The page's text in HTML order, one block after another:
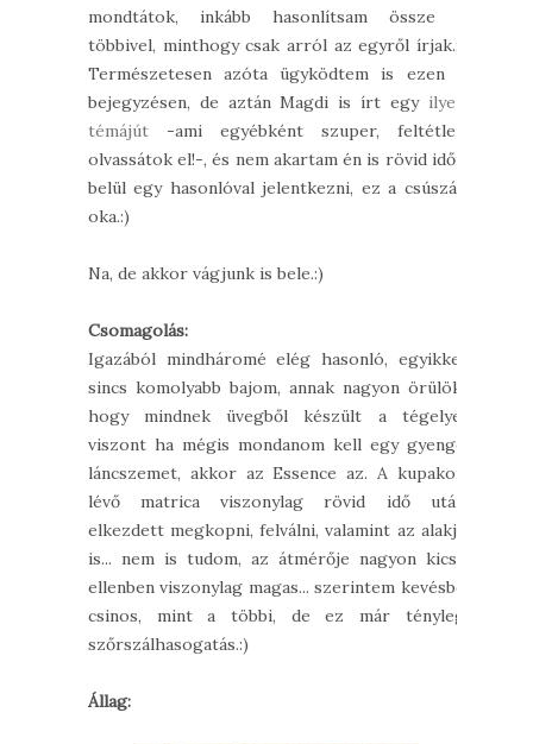
mondtátok, inkább hasonlítsam össze a
többivel, minthogy csak arról az egyről írjak.:)
Természetesen azóta ügyködtem is ezen a
bejegyzésen, de aztán Magdi is írt egy ilyen
témájút -ami egyébként szuper, feltétlen
olvassátok el!-, és nem akartam én is rövid időn
belül egy hasonlóval jelentkezni, ez a csúszás
oka.:)
Na, de akkor vágjunk is bele.:)
Csomagolás:
Igazából mindháromé elég hasonló, egyikkel
sincs komolyabb bajom, annak nagyon örülök,
hogy mindnek üvegből készült a tégelye,
viszont ha mégis mondanom kell egy gyenge
láncszemet, akkor az Essence az. A kupakon
lévő matrica viszonylag rövid idő után
elkezdett megkopni, felválni, valamint az alakja
is... nem is tudom, az átmérője nagyon kicsi,
ellenben viszonylag magas... szerintem kevésbé
csinos, mint a többi, de ez már tényleg
szőrszálhasogatás.:)
Állag: